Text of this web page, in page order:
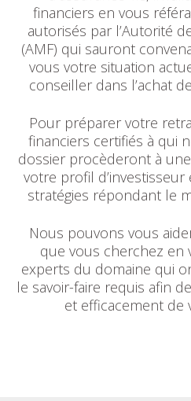
financiers en vous
autorisés par l’Autorité
(AMF) qui sauront
vous votre situation
conseiller dans l’achat
Pour préparer votre
financiers certifiés à qui
dossier procèderont à
votre profil
stratégies répondant le
Nous pouvons vous
que vous cherchez en
experts du domaine qui
le savoir-faire requis afin
et efficacement de